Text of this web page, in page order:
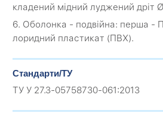
кладений мідний луджений дріт
6. Оболонка - подвійна: перша -
лоридний пластикат (ПВХ).
Стандарти/ТУ
ТУ У 27.3-05758730-061:2013